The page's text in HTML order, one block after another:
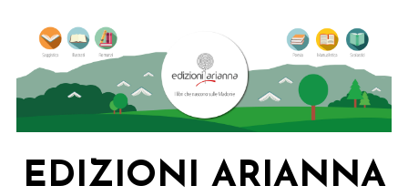
content
EDIZIONI ARIANNA